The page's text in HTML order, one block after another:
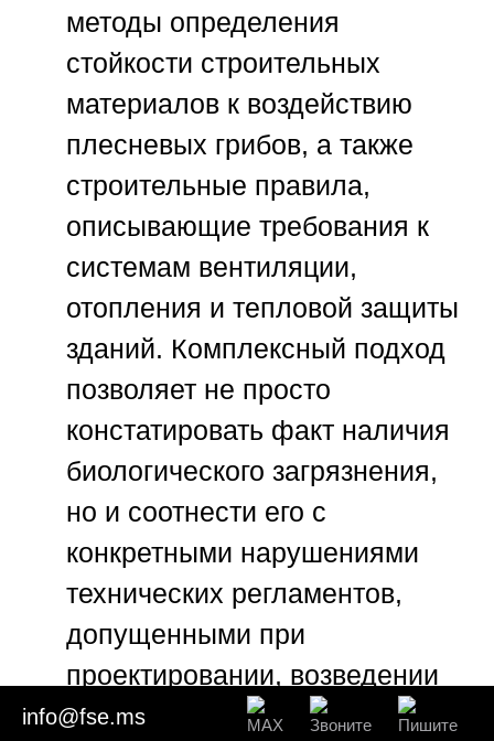
методы определения
стойкости строительных
материалов к воздействию
плесневых грибов, а также
строительные правила,
описывающие требования к
системам вентиляции,
отопления и тепловой защиты
зданий. Комплексный подход
позволяет не просто
констатировать факт наличия
биологического загрязнения,
но и соотнести его с
конкретными нарушениями
технических регламентов,
допущенными при
проектировании, возведении
или эксплуатации объекта
info@fse.ms